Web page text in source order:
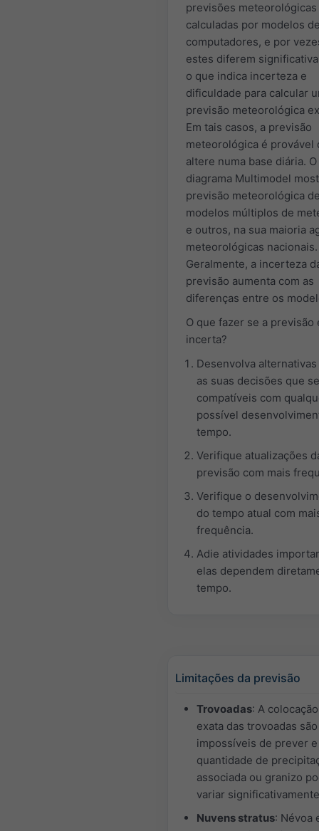
previsões meteorológicas
calculadas por modelos
computadores, e por
estes diferem
o que indica incerteza e
dificuldade para calcular
previsão meteorológica
Em tais casos, a previsão
meteorológica é provável
altere numa base diária.
diagrama Multimodel
previsão meteorológica
modelos múltiplos de
e outros, na sua maioria
meteorológicas nacionais.
Geralmente, a incerteza
previsão aumenta com as
diferenças entre os
O que fazer se a previsão
incerta?
Desenvolva alternativas
as suas decisões que
compatíveis com
possível
tempo.
Verifique atualizações
previsão com mais
Verifique o
do tempo atual com
frequência.
Adie atividades
elas dependem
tempo.
Limitações da previsão
Trovoadas: A
exata das trovoadas
impossíveis de prever e
quantidade de
associada ou granizo
variar
Nuvens stratus: Névoa